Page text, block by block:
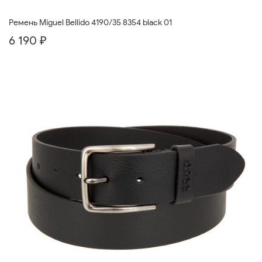
Ремень Miguel Bellido 4190/35 8354 black 01
6 190 ₽